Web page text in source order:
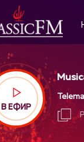
В ЕФИР